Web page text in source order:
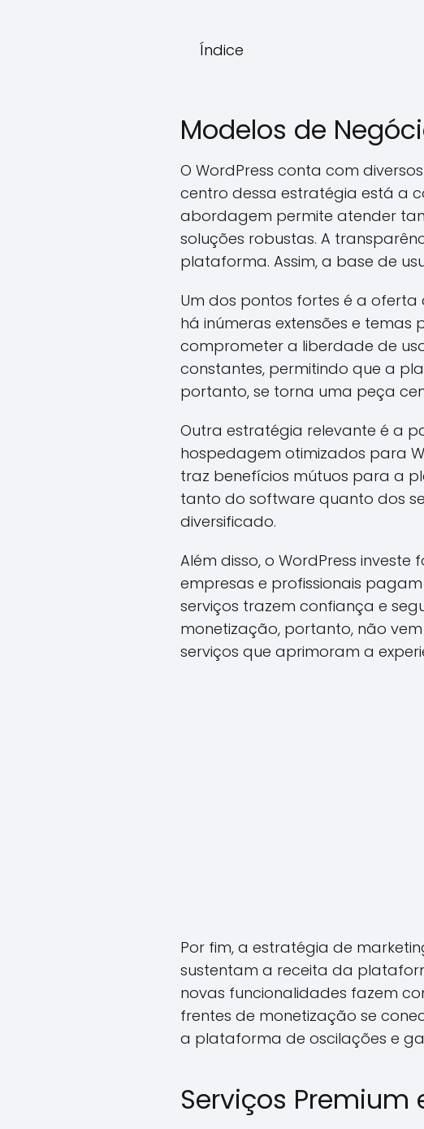
Índice
Modelos de
O WordPress conta com
centro dessa estratégia está a
abordagem permite atender
soluções robustas. A
plataforma. Assim, a base de
Um dos pontos fortes é a oferta
há inúmeras extensões e temas
comprometer a liberdade de
constantes, permitindo que a
portanto, se torna uma peça
Outra estratégia relevante é a
hospedagem otimizados para
traz benefícios mútuos para a
tanto do software quanto dos
diversificado.
Além disso, o WordPress
empresas e profissionais
serviços trazem confiança e
monetização, portanto, não
serviços que aprimoram a
Por fim, a estratégia de
sustentam a receita da
novas funcionalidades fazem
frentes de monetização se
a plataforma de oscilações e
Serviços Premium